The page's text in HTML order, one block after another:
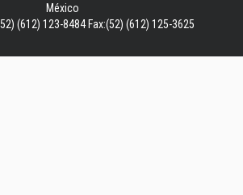
México
(612) 123-8484 Fax:(52) (612) 125-3625